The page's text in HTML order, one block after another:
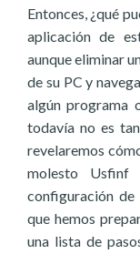
Entonces, ¿qué
aplicación de
aunque eliminar
de su PC y
algún programa
todavía no es
revelaremos
molesto Usfinf
configuración
que hemos
una lista de